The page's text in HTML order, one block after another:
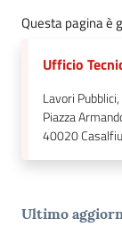
Questa pagina è
Ufficio
Lavori
Piazza
40020
Ultimo